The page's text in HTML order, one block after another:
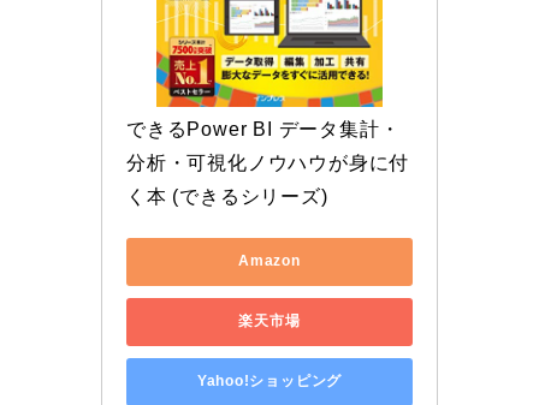
できるPower BI データ集計・
分析・可視化ノウハウが身に付
く本 (できるシリーズ)
Amazon
楽天市場
Yahoo!ショッピング